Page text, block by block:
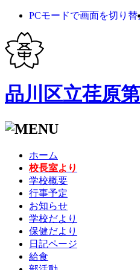
PCモードで画面を切り替
品川区立荏原
ホーム
校長室より
学校概要
行事予定
お知らせ
学校だより
保健だより
日記ページ
給食